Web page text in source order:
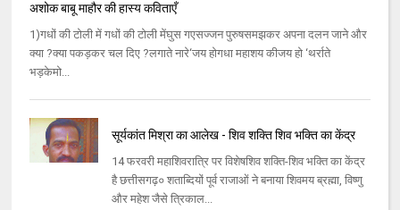
अशोक बाबू माहौर की हास्य कविताएँ
1)गधों की टोली में गधों की टोली मेंघुस गएसज्जन पुरुषसमझकर अपना दलन जाने और
क्या ?क्या पकड़कर चल दिए ?लगाते नारे‘जय होगधा महाशय कीजय हो ‘थर्राते
भड़केमो...
सूर्यकांत मिश्रा का आलेख - शिव शक्ति शिव भक्ति का केंद्र
14 फरवरी महाशिवरात्रि पर विशेषशिव शक्ति-शिव भक्ति का केंद्र
है छत्तीसगढ़० शताब्दियों पूर्व राजाओं ने बनाया शिवमय ब्रह्मा, विष्णु
और महेश जैसे त्रिकाल...